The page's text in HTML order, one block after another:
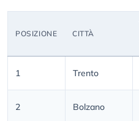
POSIZIONE CITTÀ
1 Trento
2 Bolzano